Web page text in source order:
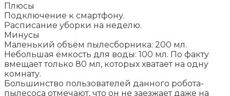
Плюсы
Подключение к смартфону.
Расписание уборки на неделю.
Минусы
Маленький объём пылесборника: 200 мл.
Небольшая ёмкость для воды: 100 мл. По факту
вмещает только 80 мл, которых хватает на одну
комнату.
Большинство пользователей данного робота-
пылесоса отмечают, что он не заезжает даже на